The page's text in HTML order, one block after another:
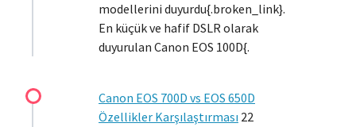
modellerini duyurdu{.broken_link}.
En küçük ve hafif DSLR olarak
duyurulan Canon EOS 100D{.
Canon EOS 700D vs EOS 650D
Özellikler Karşılaştırması 22